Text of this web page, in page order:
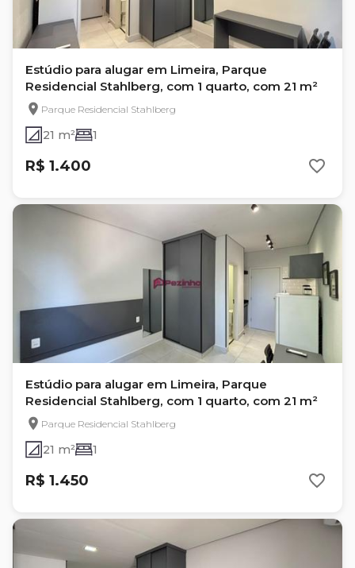
Estúdio para alugar em Limeira, Parque
Residencial Stahlberg, com 1 quarto, com 21 m²
Parque Residencial Stahlberg
21 m² 1
R$ 1.400
Estúdio para alugar em Limeira, Parque
Residencial Stahlberg, com 1 quarto, com 21 m²
Parque Residencial Stahlberg
21 m² 1
R$ 1.450